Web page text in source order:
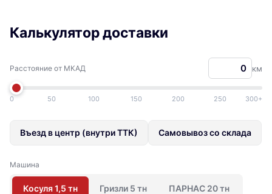
Калькулятор доставки
Расстояние от МКАД км
0 50 100 150 200 250 300+
Въезд в центр (внутри ТТК) Самовывоз со склада
Машина
Косуля 1,5 тн Гризли 5 тн ПАРНАС 20 тн